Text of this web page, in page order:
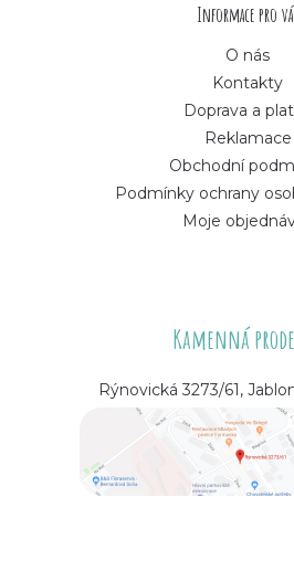
Informace pro
O nás
Kontakty
Doprava a
Reklamace
Obchodní
Podmínky ochrany
Moje
Kamenná
Rýnovická 3273/61,